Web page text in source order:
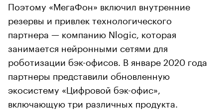
Поэтому «МегаФон» включил внутренние
резервы и привлек технологического
партнера — компанию Nlogic, которая
занимается нейронными сетями для
роботизации бэк-офисов. В январе 2020 года
партнеры представили обновленную
экосистему «Цифровой бэк-офис»,
включающую три различных продукта.